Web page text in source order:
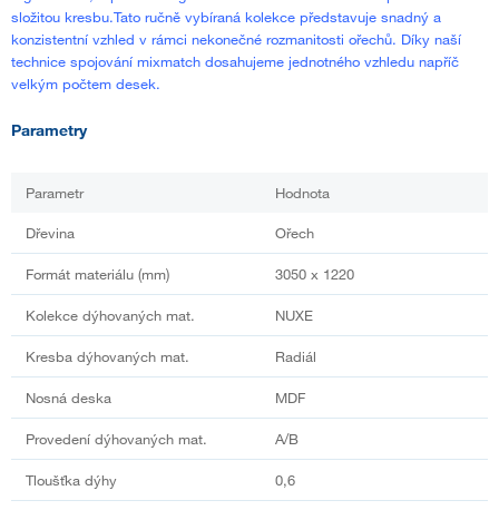
složitou kresbu.Tato ručně vybíraná kolekce představuje snadný a
konzistentní vzhled v rámci nekonečné rozmanitosti ořechů. Díky naší
technice spojování mixmatch dosahujeme jednotného vzhledu napříč
velkým počtem desek.
Parametry
Parametr Hodnota
Dřevina Ořech
Formát materiálu (mm) 3050 x 1220
Kolekce dýhovaných mat. NUXE
Kresba dýhovaných mat. Radiál
Nosná deska MDF
Provedení dýhovaných mat. A/B
Tloušťka dýhy 0,6